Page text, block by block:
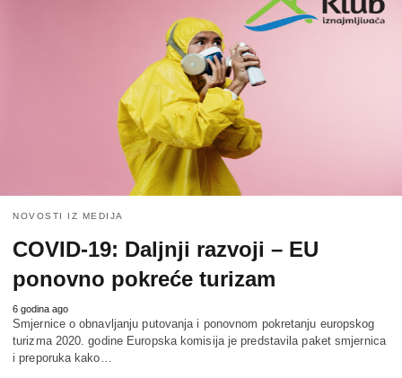
NOVOSTI IZ MEDIJA
COVID-19: Daljnji razvoji – EU
ponovno pokreće turizam
6 godina ago
Smjernice o obnavljanju putovanja i ponovnom pokretanju europskog
turizma 2020. godine Europska komisija je predstavila paket smjernica
i preporuka kako…